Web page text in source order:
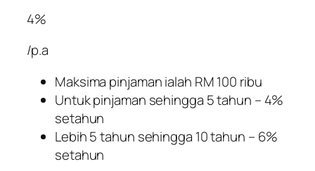
4%
/p.a
Maksima pinjaman ialah RM 100 ribu
Untuk pinjaman sehingga 5 tahun – 4%
setahun
Lebih 5 tahun sehingga 10 tahun – 6%
setahun